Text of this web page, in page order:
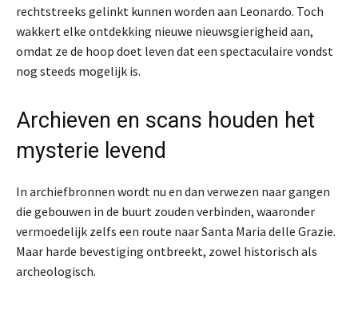
rechtstreeks gelinkt kunnen worden aan Leonardo. Toch
wakkert elke ontdekking nieuwe nieuwsgierigheid aan,
omdat ze de hoop doet leven dat een spectaculaire vondst
nog steeds mogelijk is.
Archieven en scans houden het
mysterie levend
In archiefbronnen wordt nu en dan verwezen naar gangen
die gebouwen in de buurt zouden verbinden, waaronder
vermoedelijk zelfs een route naar Santa Maria delle Grazie.
Maar harde bevestiging ontbreekt, zowel historisch als
archeologisch.